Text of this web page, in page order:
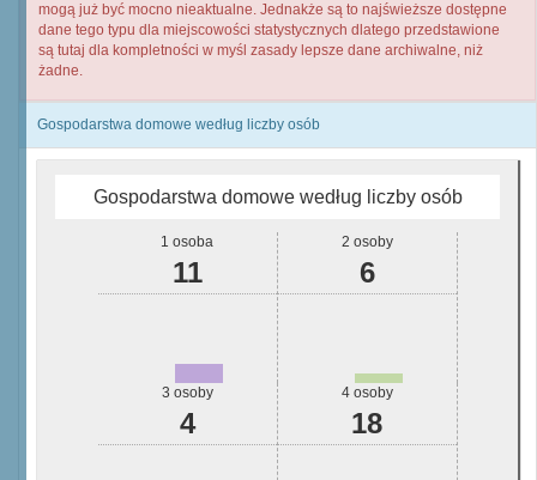
mogą już być mocno nieaktualne. Jednakże są to najświeższe dostępne
dane tego typu dla miejscowości statystycznych dlatego przedstawione
są tutaj dla kompletności w myśl zasady lepsze dane archiwalne, niż
żadne.
Gospodarstwa domowe według liczby osób
Gospodarstwa domowe według liczby osób
1 osoba
11
2 osoby
6
3 osoby
4
4 osoby
18